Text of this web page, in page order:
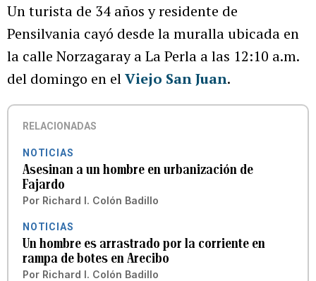
Un turista de 34 años y residente de
Pensilvania cayó desde la muralla ubicada en
la calle Norzagaray a La Perla a las 12:10 a.m.
del domingo en elViejo San Juan.
RELACIONADAS
NOTICIAS
Asesinan a un hombre en urbanización de
Fajardo
Por Richard I. Colón Badillo
NOTICIAS
Un hombre es arrastrado por la corriente en
rampa de botes en Arecibo
Por Richard I. Colón Badillo